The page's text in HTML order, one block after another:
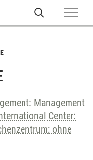
Management
Center:
ohne